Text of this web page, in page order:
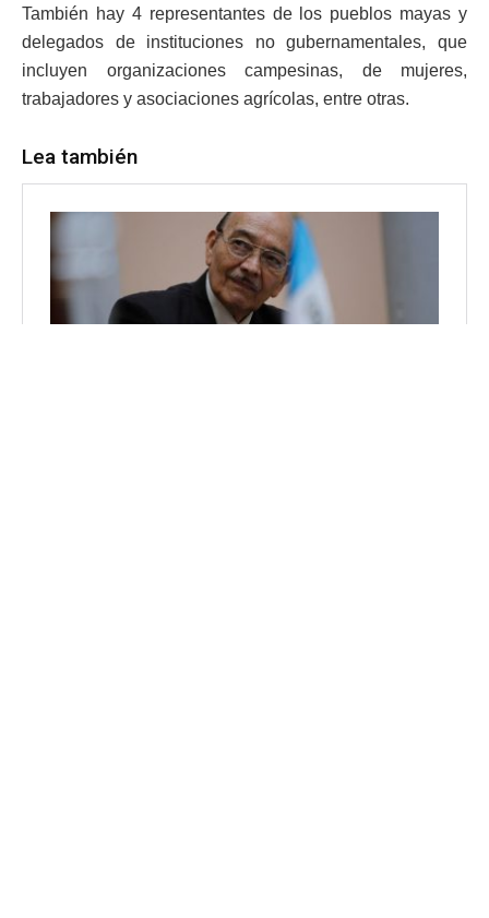
También hay 4 representantes de los pueblos mayas y
delegados de instituciones no gubernamentales, que
incluyen organizaciones campesinas, de mujeres,
trabajadores y asociaciones agrícolas, entre otras.
Lea también